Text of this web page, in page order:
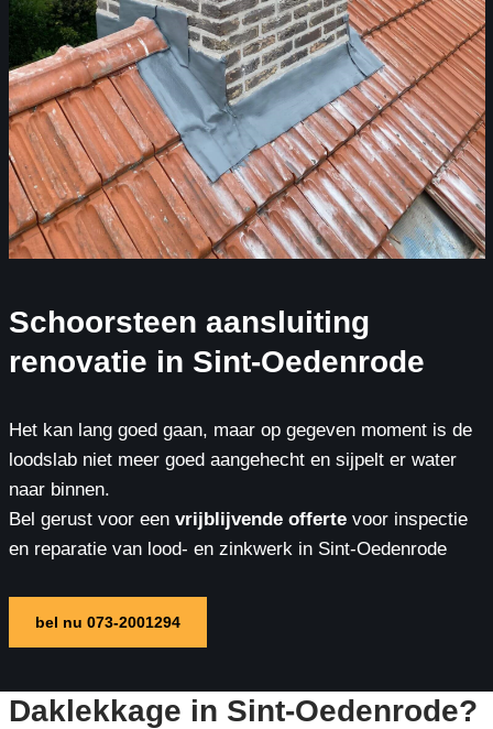
Schoorsteen aansluiting
renovatie in Sint-Oedenrode
Het kan lang goed gaan, maar op gegeven moment is de
loodslab niet meer goed aangehecht en sijpelt er water
naar binnen.
Bel gerust voor eenvrijblijvende offertevoor inspectie
en reparatie van lood- en zinkwerk in Sint-Oedenrode
bel nu 073-2001294
Daklekkage in Sint-Oedenrode?